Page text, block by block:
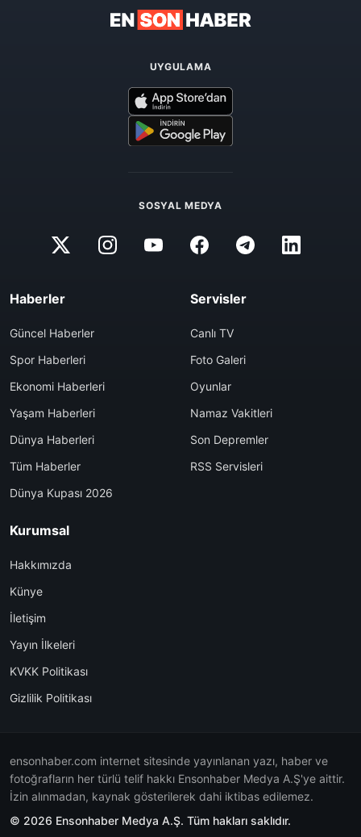
UYGULAMA
SOSYAL MEDYA
Haberler
Güncel Haberler
Spor Haberleri
Ekonomi Haberleri
Yaşam Haberleri
Dünya Haberleri
Tüm Haberler
Dünya Kupası 2026
Servisler
Canlı TV
Foto Galeri
Oyunlar
Namaz Vakitleri
Son Depremler
RSS Servisleri
Kurumsal
Hakkımızda
Künye
İletişim
Yayın İlkeleri
KVKK Politikası
Gizlilik Politikası
ensonhaber.com internet sitesinde yayınlanan yazı, haber ve
fotoğrafların her türlü telif hakkı Ensonhaber Medya A.Ş'ye aittir.
İzin alınmadan, kaynak gösterilerek dahi iktibas edilemez.
© 2026 Ensonhaber Medya A.Ş. Tüm hakları saklıdır.